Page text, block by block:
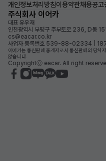
개인정보처리방침이용약관채용공고
주식회사 이어카
대표 유우재
인천광역시 부평구 주부토로 236, D동
cs@eacar.co.kr
사업자 등록번호 539-88-02334 |
이어카는 통신판매 중개자로서 통신판매의 당사
않습니다.
Copyrightⓒ eacar. All right